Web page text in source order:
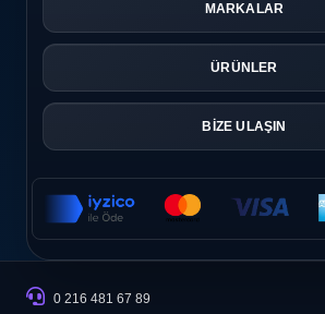
MARKALAR
ÜRÜNLER
BİZE ULAŞIN
0 216 481 67 89